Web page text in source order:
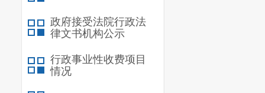
政府接受法院行政法
律文书机构公示
行政事业性收费项目
情况